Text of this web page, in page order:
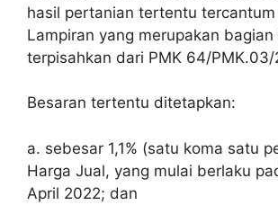
hasil pertanian tertentu
Lampiran yang merupakan
terpisahkan dari PMK 64/PMK.03/
Besaran tertentu ditetapkan:
a. sebesar 1,1% (satu koma satu
Harga Jual, yang mulai berlaku
April 2022; dan